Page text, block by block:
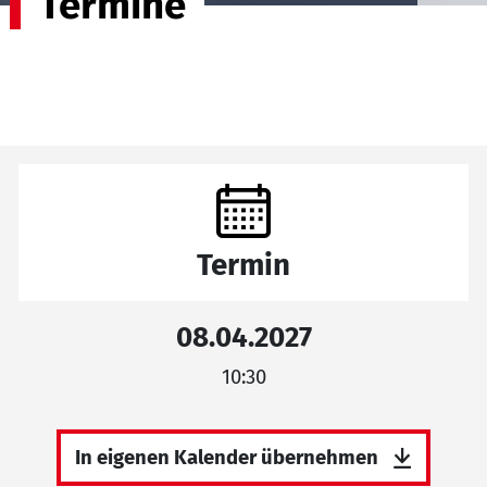
Termin
08.04.2027
10:30
In eigenen Kalender übernehmen